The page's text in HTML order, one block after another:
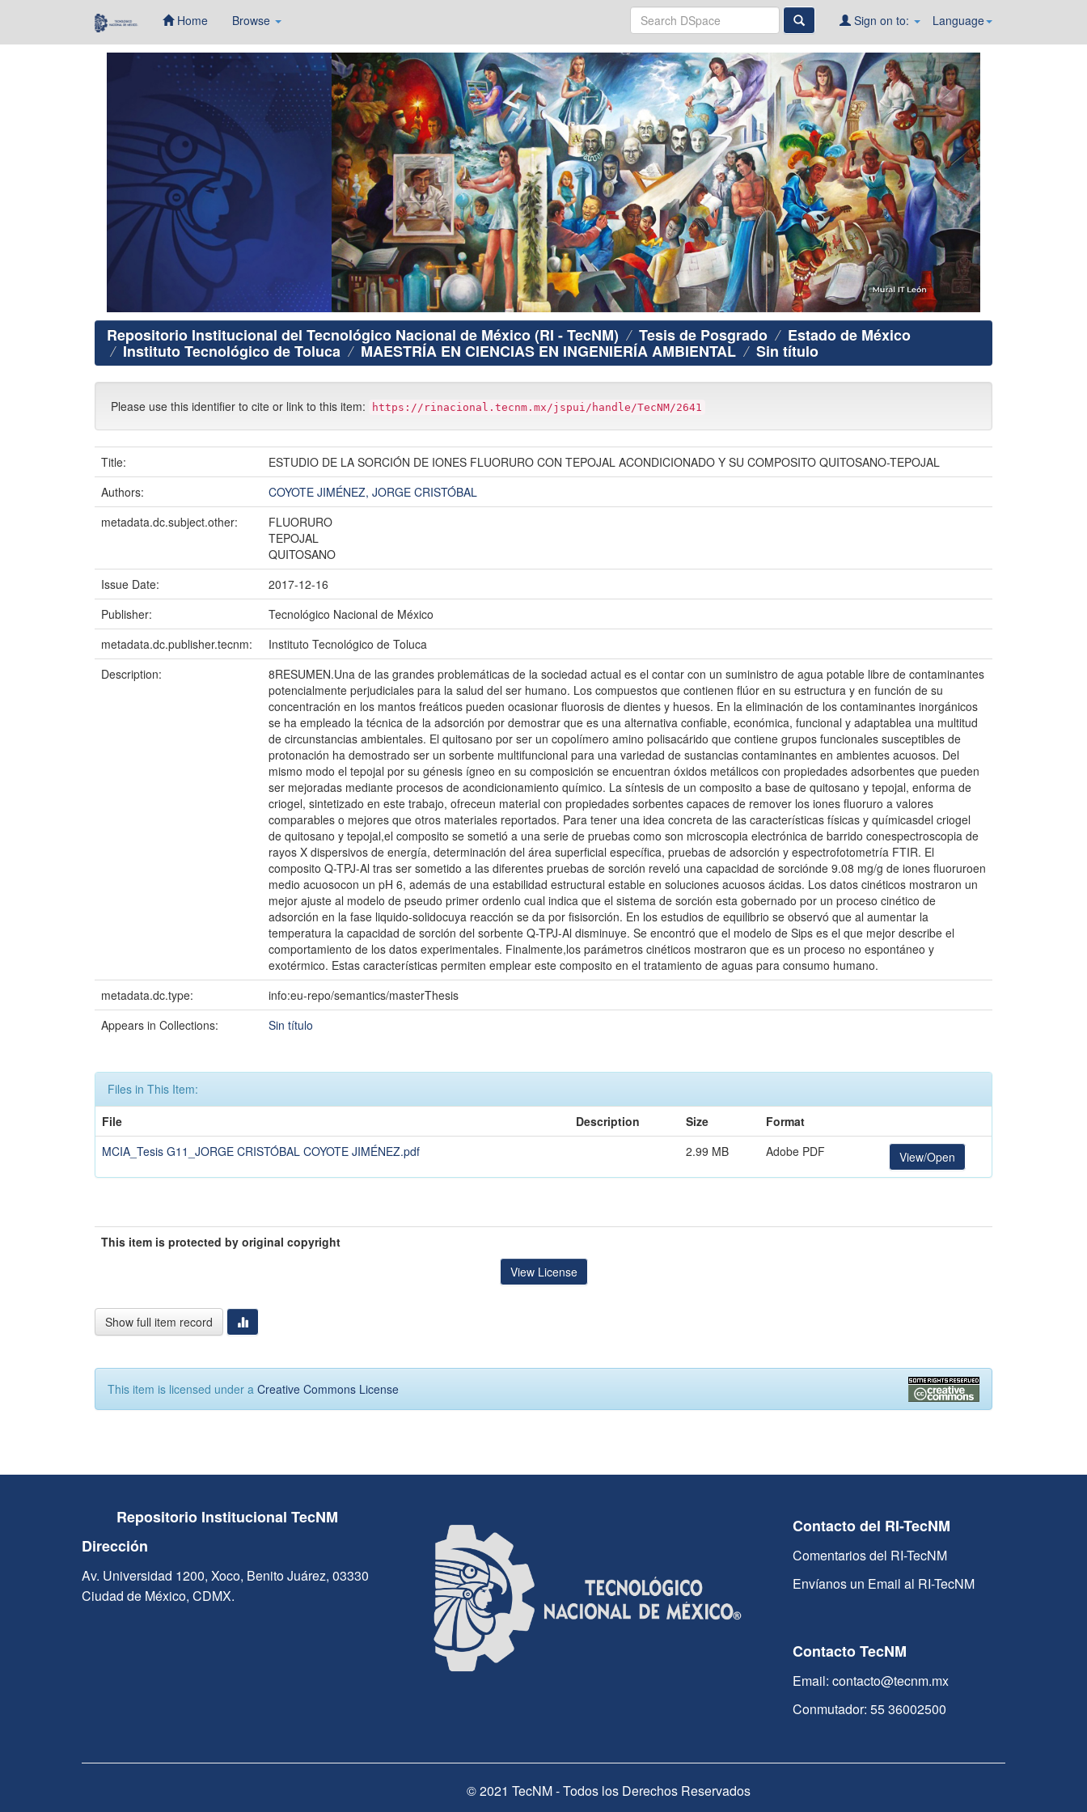
Home Browse Language
Sign on to:
Repositorio Institucional del Tecnológico Nacional de México (RI - TecNM) Tesis de Posgrado Estado de México
Instituto Tecnológico de Toluca MAESTRÍA EN CIENCIAS EN INGENIERÍA AMBIENTAL Sin título
Please use this identifier to cite or link to this item: https://rinacional.tecnm.mx/jspui/handle/TecNM/2641
Title:
ESTUDIO DE LA SORCIÓN DE IONES FLUORURO CON TEPOJAL ACONDICIONADO Y SU COMPOSITO QUITOSANO-TEPOJAL
Authors:
COYOTE JIMÉNEZ, JORGE CRISTÓBAL
metadata.dc.subject.other:
FLUORURO
TEPOJAL
QUITOSANO
Issue Date:
2017-12-16
Publisher:
Tecnológico Nacional de México
metadata.dc.publisher.tecnm:
Instituto Tecnológico de Toluca
Description:
8RESUMEN.Una de las grandes problemáticas de la sociedad actual es el contar con un suministro de agua potable libre de contaminantes
potencialmente perjudiciales para la salud del ser humano. Los compuestos que contienen flúor en su estructura y en función de su
concentración en los mantos freáticos pueden ocasionar fluorosis de dientes y huesos. En la eliminación de los contaminantes inorgánicos
se ha empleado la técnica de la adsorción por demostrar que es una alternativa confiable, económica, funcional y adaptablea una multitud
de circunstancias ambientales. El quitosano por ser un copolímero amino polisacárido que contiene grupos funcionales susceptibles de
protonación ha demostrado ser un sorbente multifuncional para una variedad de sustancias contaminantes en ambientes acuosos. Del
mismo modo el tepojal por su génesis ígneo en su composición se encuentran óxidos metálicos con propiedades adsorbentes que pueden
ser mejoradas mediante procesos de acondicionamiento químico. La síntesis de un composito a base de quitosano y tepojal, enforma de
criogel, sintetizado en este trabajo, ofreceun material con propiedades sorbentes capaces de remover los iones fluoruro a valores
comparables o mejores que otros materiales reportados. Para tener una idea concreta de las características físicas y químicasdel criogel
de quitosano y tepojal,el composito se sometió a una serie de pruebas como son microscopia electrónica de barrido conespectroscopia de
rayos X dispersivos de energía, determinación del área superficial específica, pruebas de adsorción y espectrofotometría FTIR. El
composito Q-TPJ-Al tras ser sometido a las diferentes pruebas de sorción reveló una capacidad de sorciónde 9.08 mg/g de iones fluoruroen
medio acuosocon un pH 6, además de una estabilidad estructural estable en soluciones acuosos ácidas. Los datos cinéticos mostraron un
mejor ajuste al modelo de pseudo primer ordenlo cual indica que el sistema de sorción esta gobernado por un proceso cinético de
adsorción en la fase liquido-solidocuya reacción se da por fisisorción. En los estudios de equilibrio se observó que al aumentar la
temperatura la capacidad de sorción del sorbente Q-TPJ-Al disminuye. Se encontró que el modelo de Sips es el que mejor describe el
comportamiento de los datos experimentales. Finalmente,los parámetros cinéticos mostraron que es un proceso no espontáneo y
exotérmico. Estas características permiten emplear este composito en el tratamiento de aguas para consumo humano.
metadata.dc.type:
info:eu-repo/semantics/masterThesis
Appears in Collections:
Sin título
Files in This Item:
File
Description Size
Format
MCIA_Tesis G11_JORGE CRISTÓBAL COYOTE JIMÉNEZ.pdf
2.99 MB Adobe PDF View/Open
This item is protected by original copyright
View License
Show full item record
This item is licensed under a Creative Commons License
Repositorio Institucional TecNM
Dirección
Av. Universidad 1200, Xoco, Benito Juárez, 03330
Ciudad de México, CDMX.
Contacto del RI-TecNM
Comentarios del RI-TecNM
Envíanos un Email al RI-TecNM
Contacto TecNM
Email: contacto@tecnm.mx
Conmutador: 55 36002500
© 2021 TecNM - Todos los Derechos Reservados